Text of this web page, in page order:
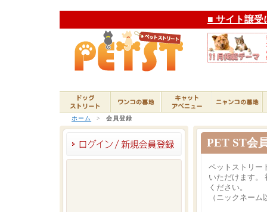
■ サイト譲受
ホーム > 会員登録
PET ST会
ペットストリー
いただけます。
ください。
（ニックネー